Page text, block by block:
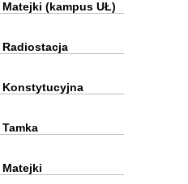
Matejki (kampus UŁ)
Radiostacja
Konstytucyjna
Tamka
Matejki